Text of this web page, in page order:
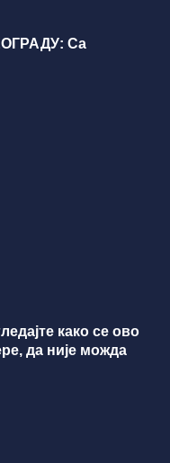
Са
како се ово
да није можда